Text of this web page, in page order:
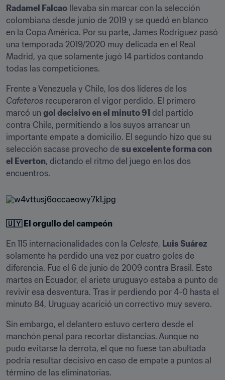
Radamel Falcao llevaba sin marcar con la selección
colombiana desde junio de 2019 y se quedó en blanco
en la Copa América. Por su parte, James Rodríguez pasó
una temporada 2019/2020 muy delicada en el Real
Madrid, ya que solamente jugó 14 partidos contando
todas las competiciones.
Cafeteros recuperaron el vigor perdido. El primero
marcó un gol decisivo en el minuto 91 del partido
contra Chile, permitiendo a los suyos arrancar un
importante empate a domicilio. El segundo hizo que su
selección sacase provecho de su excelente forma con
el Everton, dictando el ritmo del juego en los dos
encuentros.
🇺🇾 El orgullo del campeón
En 115 internacionalidades con la Celeste, Luis Suárez
solamente ha perdido una vez por cuatro goles de
diferencia. Fue el 6 de junio de 2009 contra Brasil. Este
martes en Ecuador, el ariete uruguayo estaba a punto de
revivir esa desventura. Tras ir perdiendo por 4-0 hasta el
minuto 84, Uruguay acarició un correctivo muy severo.
Sin embargo, el delantero estuvo certero desde el
manchón penal para recortar distancias. Aunque no
pudo evitarse la derrota, el que no fuese tan abultada
podría resultar decisivo en caso de empate a puntos al
término de las eliminatorias.